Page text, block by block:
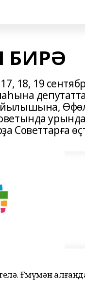
БИРӘ
18, 19
Советтарға
Ғөмүмән